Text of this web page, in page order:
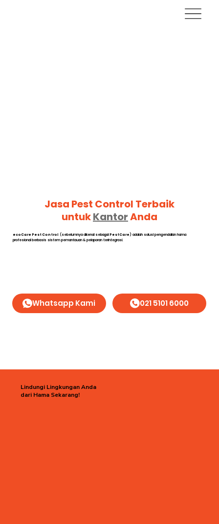
Lindungi Lingkungan Anda
dari Hama Sekarang!
Whatsapp Kami 021 5101 6000
Jasa Pest Control Terbaik
untukKantorAnda
ecoCare Pest Control (sebelumnya dikenal sebagaiPestCare ) adalah solusi pengendalian hama
profesional berbasis sistem pemantauan & pelaporan terintegrasi.